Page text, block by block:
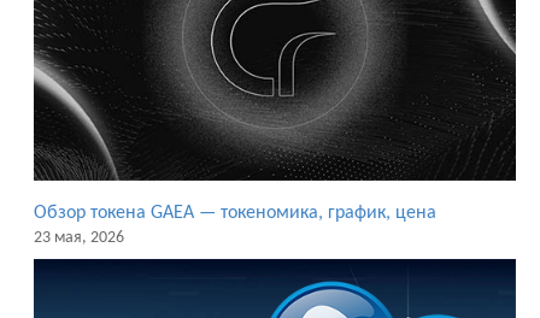
Обзор токена GAEA — токеномика, график, цена
23 мая, 2026